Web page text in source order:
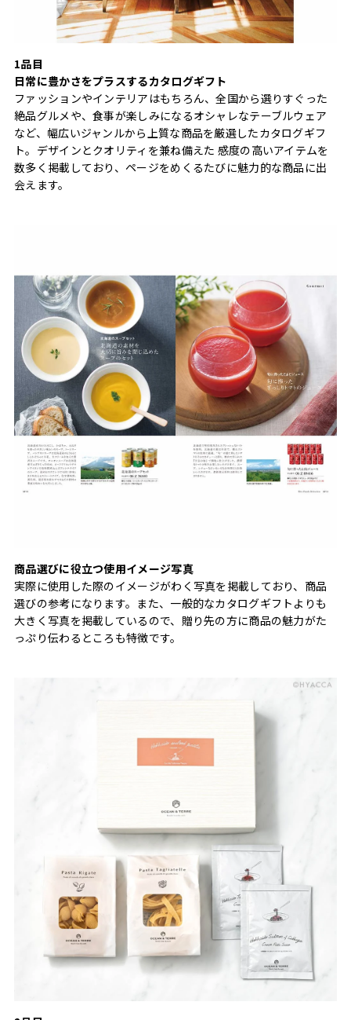
1品目
日常に豊かさをプラスするカタログギフト
ファッションやインテリアはもちろん、全国から選りすぐった
絶品グルメや、食事が楽しみになるオシャレなテーブルウェア
など、幅広いジャンルから上質な商品を厳選したカタログギフ
ト。デザインとクオリティを兼ね備えた 感度の高いアイテムを
数多く掲載しており、ページをめくるたびに魅力的な商品に出
会えます。
商品選びに役立つ使用イメージ写真
実際に使用した際のイメージがわく写真を掲載しており、商品
選びの参考になります。また、一般的なカタログギフトよりも
大きく写真を掲載しているので、贈り先の方に商品の魅力がた
っぷり伝わるところも特徴です。